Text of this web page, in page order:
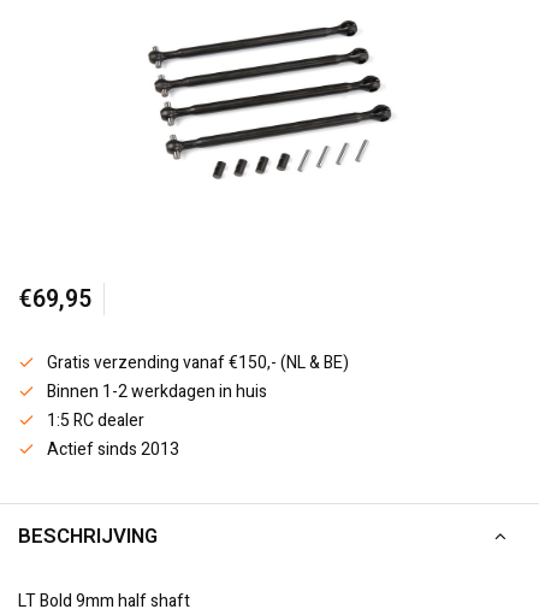
€69,95
Gratis verzending vanaf €150,- (NL & BE)
Binnen 1-2 werkdagen in huis
1:5 RC dealer
Actief sinds 2013
BESCHRIJVING
LT Bold 9mm half shaft